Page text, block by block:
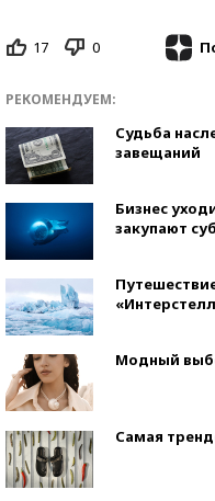
17 0
РЕКОМЕНДУЕМ:
Судьба
завещаний
Бизнес
закупают
Модный
Самая